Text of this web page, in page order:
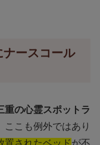
ースコール
重の心霊スポットラ
こも例外ではあり
置されたベッドが不